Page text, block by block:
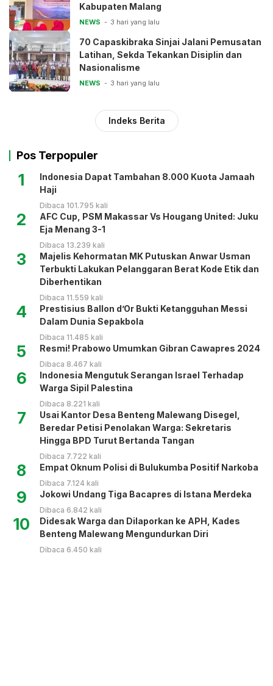
Kabupaten Malang
NEWS 3 hari yang lalu
70 Capaskibraka Sinjai Jalani Pemusatan
Latihan, Sekda Tekankan Disiplin dan
Nasionalisme
NEWS 3 hari yang lalu
Indeks Berita
Pos Terpopuler
1
Indonesia Dapat Tambahan 8.000 Kuota Jamaah
Haji
Dibaca 101.795 kali
2
AFC Cup, PSM Makassar Vs Hougang United: Juku
Eja Menang 3-1
Dibaca 13.239 kali
3
Majelis Kehormatan MK Putuskan Anwar Usman
Terbukti Lakukan Pelanggaran Berat Kode Etik dan
Diberhentikan
Dibaca 11.559 kali
4
Prestisius Ballon d’Or Bukti Ketangguhan Messi
Dalam Dunia Sepakbola
Dibaca 11.485 kali
5 Resmi! Prabowo Umumkan Gibran Cawapres 2024
Dibaca 8.467 kali
6
Indonesia Mengutuk Serangan Israel Terhadap
Warga Sipil Palestina
Dibaca 8.221 kali
7
Usai Kantor Desa Benteng Malewang Disegel,
Beredar Petisi Penolakan Warga: Sekretaris
Hingga BPD Turut Bertanda Tangan
Dibaca 7.722 kali
8 Empat Oknum Polisi di Bulukumba Positif Narkoba
Dibaca 7.124 kali
9 Jokowi Undang Tiga Bacapres di Istana Merdeka
Dibaca 6.842 kali
10
Didesak Warga dan Dilaporkan ke APH, Kades
Benteng Malewang Mengundurkan Diri
Dibaca 6.450 kali